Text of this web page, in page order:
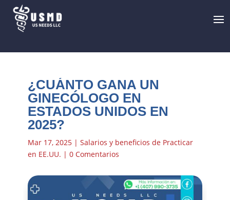
¿CUÁNTO GANA UN
GINECÓLOGO EN
ESTADOS UNIDOS EN
2025?
Mar 17, 2025| Salarios y beneficios de Practicar
en EE.UU. | 0 Comentarios